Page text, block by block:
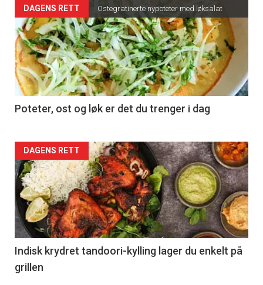
DAGENS RETT Ostegratinerte nypoteter med løksalat
Poteter, ost og løk er det du trenger i dag
Forsiden
akkurat
nå
-
2
DAGENS RETT
Indisk krydret tandoori-kylling lager du enkelt på
grillen